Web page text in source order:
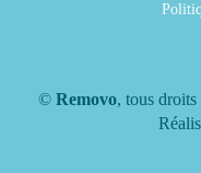
© Removo, tous droits